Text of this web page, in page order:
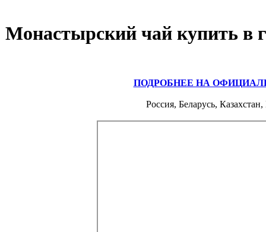
Монастырский чай купить в
ПОДРОБНЕЕ НА
Россия, Беларусь,